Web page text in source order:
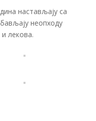
настављају са
неопходу
лекова.